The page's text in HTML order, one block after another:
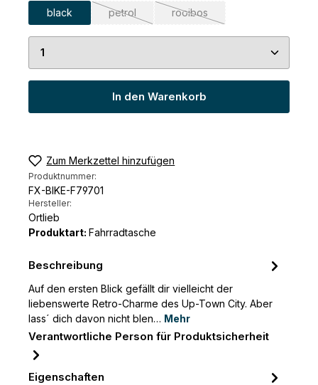
black petrol
(Diese Option ist zurzeit nicht verfügbar.)
rooibos
(Diese Option ist zurzeit nicht
Produkt Anzahl: Gib den gewünschten Wert
In den Warenkorb
Zum Merkzettel hinzufügen
Produktnummer:
FX-BIKE-F79701
Hersteller:
Ortlieb
Produktart: Fahrradtasche
Beschreibung
Auf den ersten Blick gefällt dir vielleicht der
liebenswerte Retro-Charme des Up-Town City. Aber
lass´ dich davon nicht blen… Mehr
Verantwortliche Person für Produktsicherheit
Eigenschaften